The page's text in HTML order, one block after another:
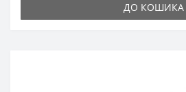
ДО КОШИКА